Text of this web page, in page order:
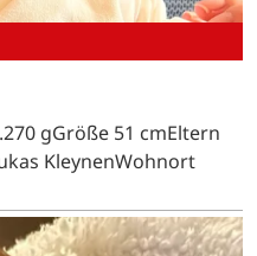
gGröße 51 cmEltern
KleynenWohnort